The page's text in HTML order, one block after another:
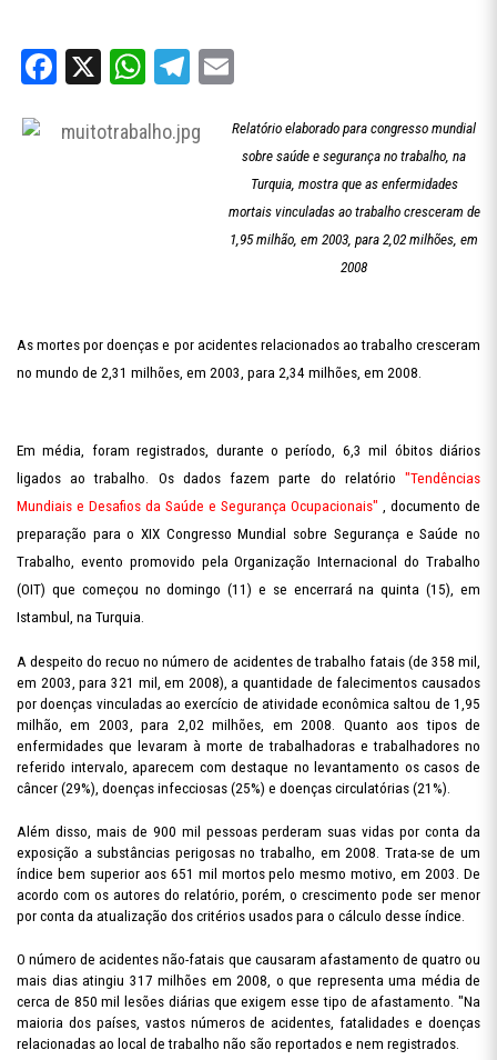
Facebook
X WhatsApp
Telegram
Relatório elaborado para congresso mundial
sobre saúde e segurança no trabalho, na
Turquia, mostra que as enfermidades
mortais vinculadas ao trabalho cresceram de
1,95 milhão, em 2003, para 2,02 milhões, em
2008
As mortes por doenças e por acidentes relacionados ao trabalho cresceram
no mundo de 2,31 milhões, em 2003, para 2,34 milhões, em 2008.
Em média, foram registrados, durante o período, 6,3 mil óbitos diários
ligados ao trabalho. Os dados fazem parte do relatório "Tendências
Mundiais e Desafios da Saúde e Segurança Ocupacionais" , documento de
preparação para o XIX Congresso Mundial sobre Segurança e Saúde no
Trabalho, evento promovido pela Organização Internacional do Trabalho
(OIT) que começou no domingo (11) e se encerrará na quinta (15), em
Istambul, na Turquia.
A despeito do recuo no número de acidentes de trabalho fatais (de 358 mil,
em 2003, para 321 mil, em 2008), a quantidade de falecimentos causados
por doenças vinculadas ao exercício de atividade econômica saltou de 1,95
milhão, em 2003, para 2,02 milhões, em 2008. Quanto aos tipos de
enfermidades que levaram à morte de trabalhadoras e trabalhadores no
referido intervalo, aparecem com destaque no levantamento os casos de
câncer (29%), doenças infecciosas (25%) e doenças circulatórias (21%).
Além disso, mais de 900 mil pessoas perderam suas vidas por conta da
exposição a substâncias perigosas no trabalho, em 2008. Trata-se de um
índice bem superior aos 651 mil mortos pelo mesmo motivo, em 2003. De
acordo com os autores do relatório, porém, o crescimento pode ser menor
por conta da atualização dos critérios usados para o cálculo desse índice.
O número de acidentes não-fatais que causaram afastamento de quatro ou
mais dias atingiu 317 milhões em 2008, o que representa uma média de
cerca de 850 mil lesões diárias que exigem esse tipo de afastamento. "Na
maioria dos países, vastos números de acidentes, fatalidades e doenças
relacionadas ao local de trabalho não são reportados e nem registrados.